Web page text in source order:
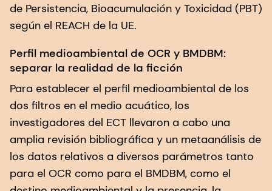
de Persistencia, Bioacumulación y Toxicidad (PBT)
según el REACH de la UE.
Perfil medioambiental de OCR y BMDBM:
separar la realidad de la ficción
Para establecer el perfil medioambiental de los
dos filtros en el medio acuático, los
investigadores del ECT llevaron a cabo una
amplia revisión bibliográfica y un metaanálisis de
los datos relativos a diversos parámetros tanto
para el OCR como para el BMDBM, como el